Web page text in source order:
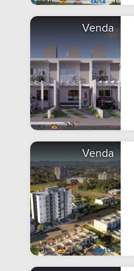
Venda
Venda